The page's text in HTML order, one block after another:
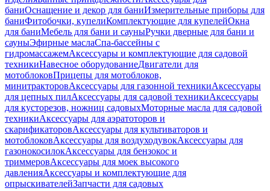
баниОснащение и декор для баниИзмерительные приборы для
баниФитобочки, купелиКомплектующие для купелейОкна
для баниМебель для бани и сауныРучки дверные для бани и
сауныЭфирные маслаСпа-бассейны с
гидромассажемАксессуары и комплектующие для садовой
техникиНавесное оборудованиеДвигатели для
мотоблоковПрицепы для мотоблоков,
минитракторовАксессуары для газонной техникиАксессуары
для цепных пилАксессуары для садовой техникиАксессуары
для кусторезов, ножниц садовыхМоторные масла для садовой
техникиАксессуары для аэратоторов и
скарификаторовАксессуары для культиваторов и
мотоблоковАксессуары для воздуходувокАксессуары для
газонокосилокАксессуары для бензокос и
триммеровАксессуары для моек высокого
давленияАксессуары и комплектующие для
опрыскивателейЗапчасти для садовых